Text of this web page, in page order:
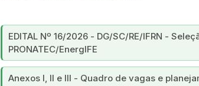
EDITAL Nº 16/2026 - DG/SC/RE/IFRN -
PRONATEC/EnergIFE
Anexos I, II e III - Quadro de vagas e